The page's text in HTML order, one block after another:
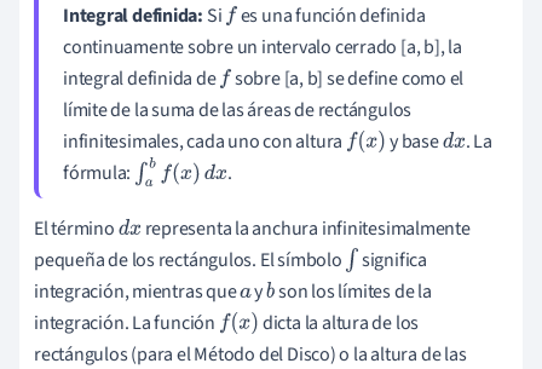
Integral definida: Sif es una función definida
continuamente sobre un intervalo cerrado [a, b], la
integral definida def sobre [a, b] se define como el
límite de la suma de las áreas de rectángulos
infinitesimales, cada uno con altura f(x) y basedx . La
fórmula: ∫abf(x)dx .
El términodx representa la anchura infinitesimalmente
pequeña de los rectángulos. El símbolo∫ significa
integración, mientras queaybson los límites de la
integración. La función f(x)
dicta la altura de los
rectángulos (para el Método del Disco) o la altura de las